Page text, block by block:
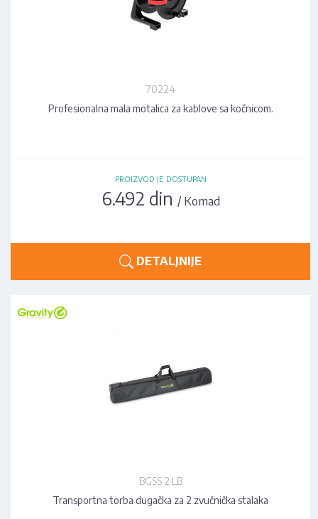
70224
Profesionalna mala motalica za kablove sa kočnicom.
PROIZVOD JE DOSTUPAN
6.492 din / Komad
DETALJNIJE
BGSS 2 LB
Transportna torba dugačka za 2 zvučnička stalaka